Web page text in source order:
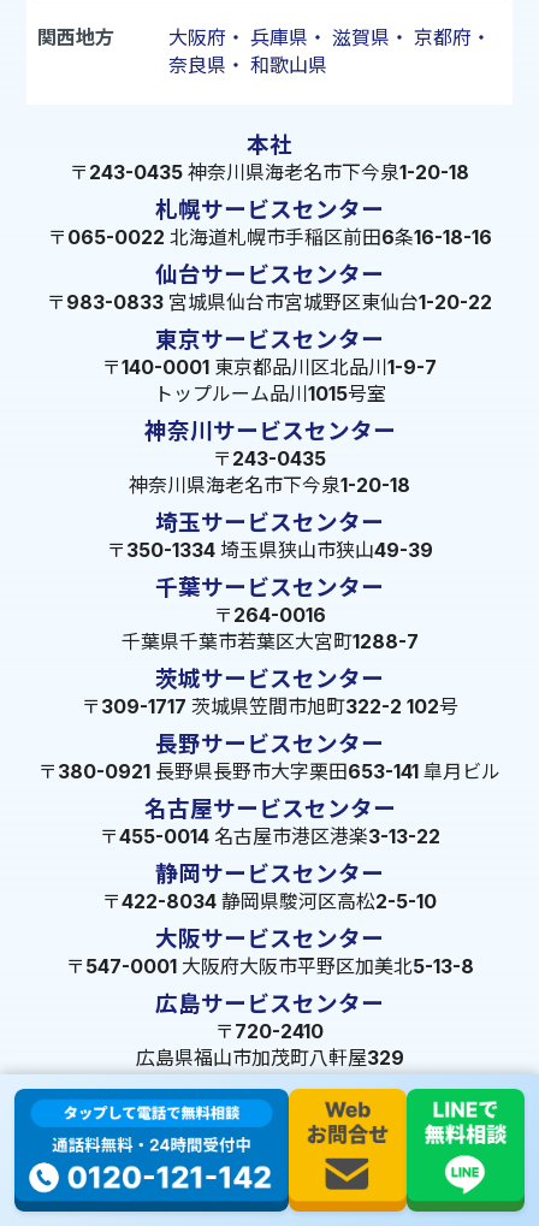
関西地方 大阪府 ・ 兵庫県 ・ 滋賀県 ・ 京都府 ・
奈良県 ・ 和歌山県
本社
〒243-0435 神奈川県海老名市下今泉1-20-18
札幌サービスセンター
〒065-0022 北海道札幌市手稲区前田6条16-18-16
仙台サービスセンター
〒983-0833 宮城県仙台市宮城野区東仙台1-20-22
東京サービスセンター
〒140-0001 東京都品川区北品川1-9-7
トップルーム品川1015号室
神奈川サービスセンター
〒243-0435
神奈川県海老名市下今泉1-20-18
埼玉サービスセンター
〒350-1334 埼玉県狭山市狭山49-39
千葉サービスセンター
〒264-0016
千葉県千葉市若葉区大宮町1288-7
茨城サービスセンター
〒309-1717 茨城県笠間市旭町322-2 102号
長野サービスセンター
〒380-0921 長野県長野市大字栗田653-141 皐月ビル
名古屋サービスセンター
〒455-0014 名古屋市港区港楽3-13-22
静岡サービスセンター
〒422-8034 静岡県駿河区高松2-5-10
大阪サービスセンター
〒547-0001 大阪府大阪市平野区加美北5-13-8
広島サービスセンター
〒720-2410
広島県福山市加茂町八軒屋329
福岡サービスセンター
〒814-0172
福岡県福岡市早良区梅林6-6-29
FC兵庫店
〒653-0041